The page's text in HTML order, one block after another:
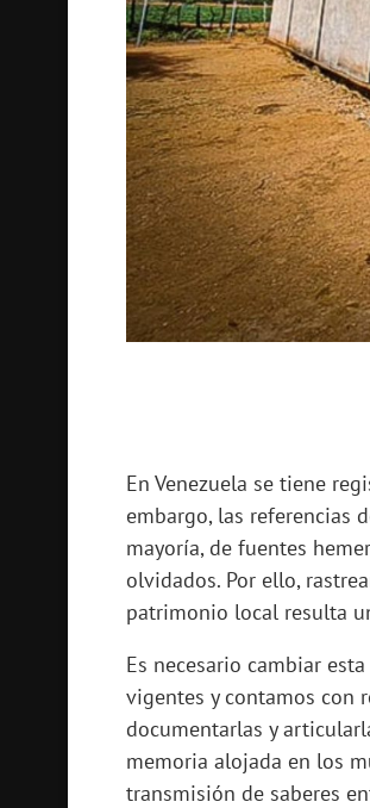
En Venezuela se tiene
embargo, las referencias
mayoría, de fuentes
olvidados. Por ello,
patrimonio local resulta
Es necesario cambiar
vigentes y contamos con
documentarlas y
memoria alojada en los
transmisión de saberes